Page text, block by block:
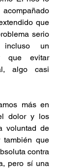
que
serio
un
que evitar
algo casi
más en
dolor y los
voluntad de
que
contra
pero sí una